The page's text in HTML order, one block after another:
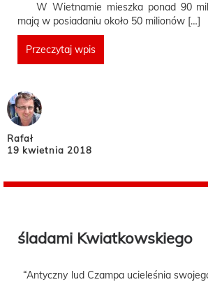
W Wietnamie mieszka ponad 90
mają w posiadaniu około 50 milionów […]
Przeczytaj wpis
Rafał
19 kwietnia 2018
śladami Kwiatkowskiego
“Antyczny lud Czampa ucieleśnia